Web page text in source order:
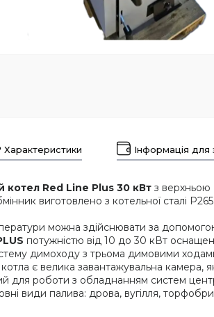
Характеристики Інформація для
котел Red Line Plus 30 кВт з верхньою
виготовлено з котельної сталі
можна здійснювати за
потужністю від 10 до 30 кВт
димоходу з трьома димовими
є велика завантажувальна камера,
для роботи з обладнанням систем
види палива: дрова, вугілля,